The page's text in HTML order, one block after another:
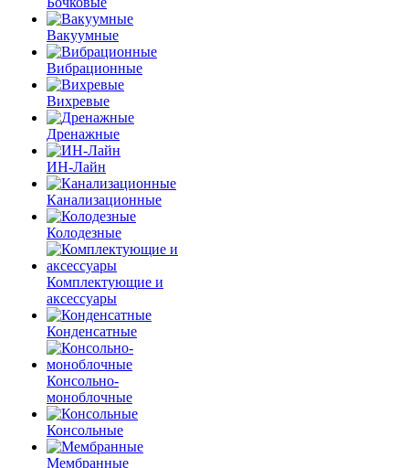
Вакуумные
Вибрационные
Вихревые
Дренажные
ИН-Лайн
Канализационные
Колодезные
Комплектующие и
аксессуары
Конденсатные
Консольно-
моноблочные
Консольные
Мембранные